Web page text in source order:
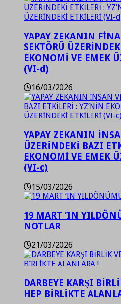
YAPAY ZEKANIN
SEKTÖRÜ
EKONOMİ VE EMEK
(VI-d)
16/03/2026
YAPAY ZEKANIN
ÜZERİNDEKİ BAZI
EKONOMİ VE EMEK
(VI-c)
15/03/2026
19 MART ‘IN
NOTLAR
21/03/2026
DARBEYE KARŞI
HEP BİRLİKTE